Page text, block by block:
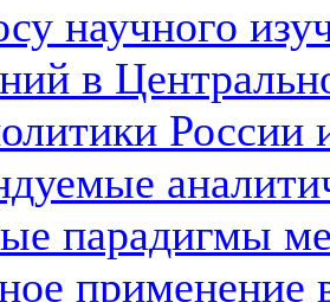
научного
в
России
парадигмы
применение